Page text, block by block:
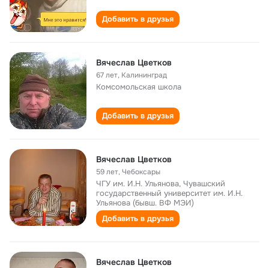
Добавить в друзья
Вячеслав Цветков
67 лет, Калининград
Комсомольская школа
Добавить в друзья
Вячеслав Цветков
59 лет,Чебоксары
ЧГУ им. И.Н. Ульянова, Чувашский
государственный университет им. И.Н.
Ульянова (бывш. ВФ МЭИ)
Добавить в друзья
Вячеслав Цветков